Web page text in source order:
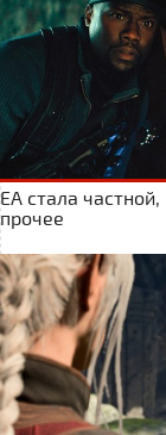
ЕА стала
прочее